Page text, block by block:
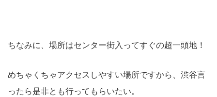
ちなみに、場所はセンター街入ってすぐの超一頭地！
めちゃくちゃアクセスしやすい場所ですから、渋谷言
ったら是非とも行ってもらいたい。